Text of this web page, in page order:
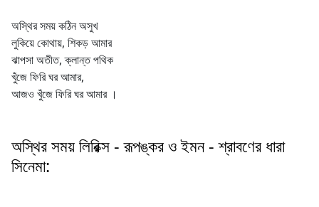
অস্থির সময় কঠিন অসুখ
লুকিয়ে কোথায়, শিকড় আমার
ঝাপসা অতীত, ক্লান্ত পথিক
খুঁজে ফিরি ঘর আমার,
আজও খুঁজে ফিরি ঘর আমার ।
অস্থির সময় লিরিক্স - রূপঙ্কর ও ইমন - শ্রাবণের ধারা
সিনেমা: